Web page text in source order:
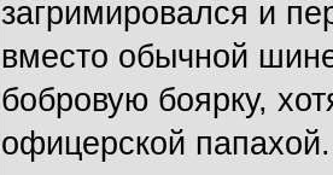
загримировался и
вместо обычной
бобровую боярку,
офицерской папахой.